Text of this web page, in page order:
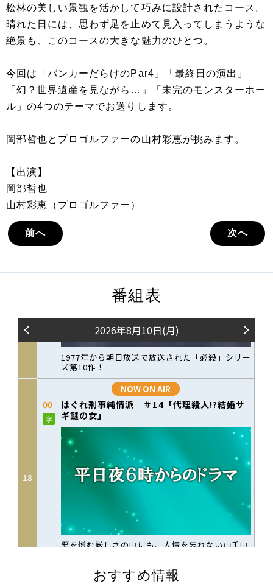
松林の美しい景観を活かして巧みに設計されたコース。
晴れた日には、思わず足を止めて見入ってしまうような
絶景も、このコースの大きな魅力のひとつ。
今回は「バンカーだらけのPar4」「最終日の演出」
「幻？世界遺産を見ながら…」「未完のモンスターホー
ル」の4つのテーマでお送りします。
岡部哲也とプロゴルファーの山村彩恵が挑みます。
【出演】
岡部哲也
山村彩恵（プロゴルファー）
前へ 次へ
番組表
おすすめ情報